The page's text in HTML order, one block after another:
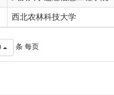
西北农林科技大学
条 每页